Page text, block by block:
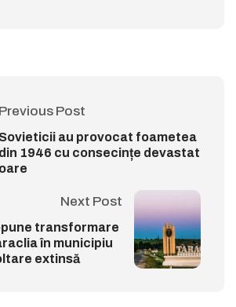
Previous Post
Sovieticii au provocat foametea
din 1946 cu consecințe devastat
oare
Next Post
transformare
în municipiu
extinsă